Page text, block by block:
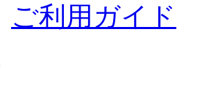
ご利用ガイド